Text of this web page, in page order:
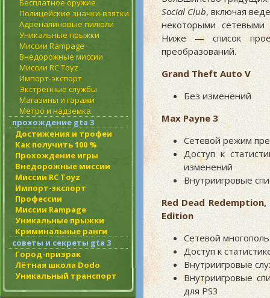
Бесплатное оружие
Полицейские значки-взятки
Адреналиновые пилюли
Уникальные прыжки
Миссии Rampage
Внедорожные миссии
Миссии RC Toyz
Импорт-экспорт
Экстренные службы
Магазины и гаражи
Метро и надземка
прохождение gta 3
Достижения и трофеи
Как получить 100 %
Прохождение игры
Внедорожные миссии
Миссии RC Toyz
Импорт-экспорт
Профессии
Миссии Rampage
Уникальные прыжки
Криминальные ранги
советы и секреты gta 3
Город-призрак
Лётная школа Dodo
Уникальный транспорт
Social Club, включая
некоторыми сетевыми
Ниже — список
преобразований.
Grand Theft Auto V
Без изменений
Max Payne 3
Сетевой режим
Доступ к
изменений
Внутриигровые
Red Dead
Edition
Сетевой
Доступ к
Внутриигровые
Внутриигровые
для PS3